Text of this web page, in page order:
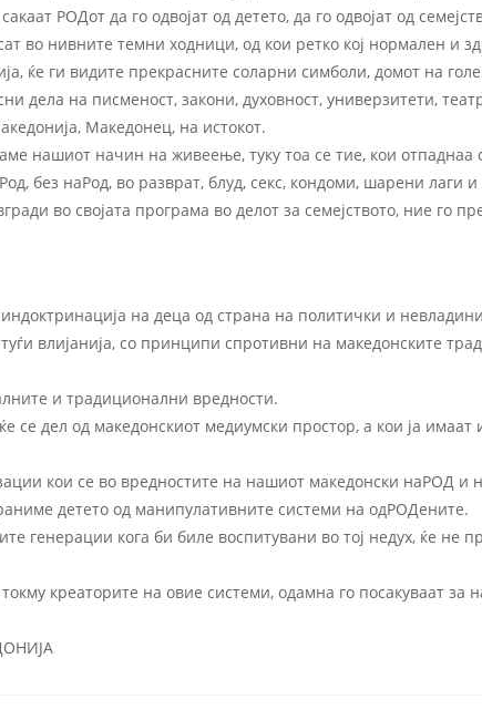
РОДот да го одвојат од детето, да го одвојат од
во нивните темни ходници, од кои ретко кој нормален и
ќе ги видите прекрасните соларни симболи, домот на
дела на писменост, закони, духовност, универзитети,
Македонец, на истокот.
нашиот начин на живеење, туку тоа се тие, кои отпаднаа
без наРод, во разврат, блуд, секс, кондоми, шарени лаги
во својата програма во делот за семејството, ние го
на деца од страна на политички и невладини
влијанија, со принципи спротивни на македонските
и традиционални вредности.
се дел од македонскиот медиумски простор, а кои ја имаат
кои се во вредностите на нашиот македонски наРОД и
детето од манипулативните системи на одРОДените.
генерации кога би биле воспитувани во тој недух, ќе не
креаторите на овие системи, одамна го посакуваат за